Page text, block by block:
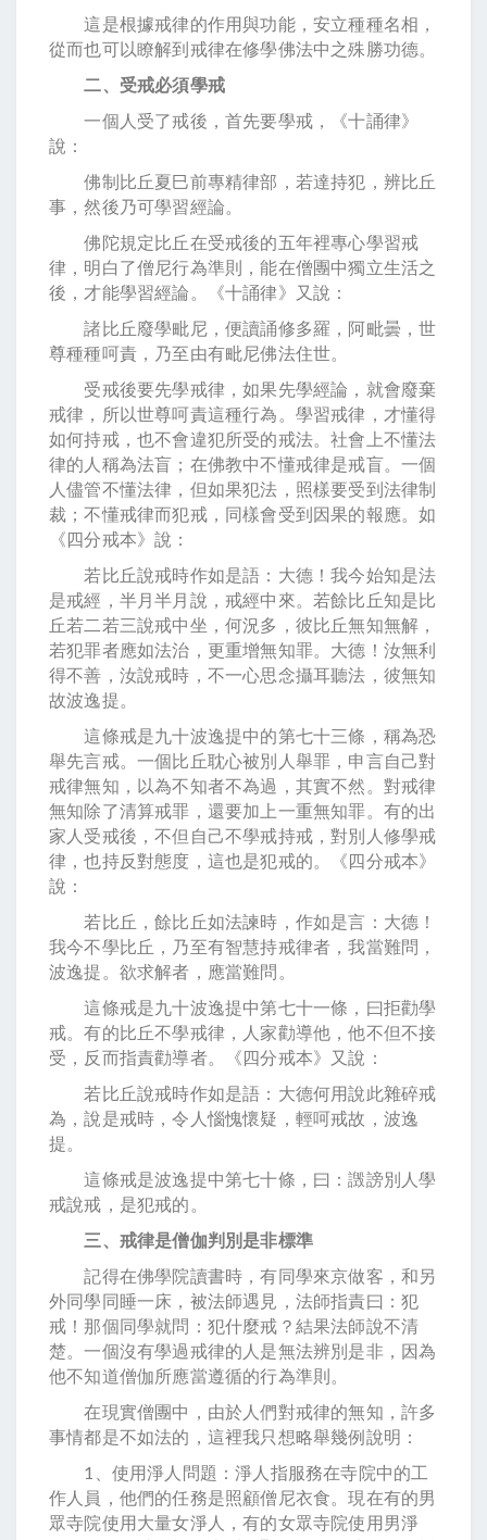
這是根據戒律的作用與功能，安立種種名相，
從而也可以瞭解到戒律在修學佛法中之殊勝功德。
二、受戒必須學戒
一個人受了戒後，首先要學戒，《十誦律》
說：
佛制比丘夏巳前專精律部，若達持犯，辨比丘
事，然後乃可學習經論。
佛陀規定比丘在受戒後的五年裡專心學習戒
律，明白了僧尼行為準則，能在僧團中獨立生活之
後，才能學習經論。《十誦律》又說：
諸比丘廢學毗尼，便讀誦修多羅，阿毗曇，世
尊種種呵責，乃至由有毗尼佛法住世。
受戒後要先學戒律，如果先學經論，就會廢棄
戒律，所以世尊呵責這種行為。學習戒律，才懂得
如何持戒，也不會違犯所受的戒法。社會上不懂法
律的人稱為法盲；在佛教中不懂戒律是戒盲。一個
人儘管不懂法律，但如果犯法，照樣要受到法律制
裁；不懂戒律而犯戒，同樣會受到因果的報應。如
《四分戒本》說：
若比丘說戒時作如是語：大德！我今始知是法
是戒經，半月半月說，戒經中來。若餘比丘知是比
丘若二若三說戒中坐，何況多，彼比丘無知無解，
若犯罪者應如法治，更重增無知罪。大德！汝無利
得不善，汝說戒時，不一心思念攝耳聽法，彼無知
故波逸提。
這條戒是九十波逸提中的第七十三條，稱為恐
舉先言戒。一個比丘耽心被別人舉罪，申言自己對
戒律無知，以為不知者不為過，其實不然。對戒律
無知除了清算戒罪，還要加上一重無知罪。有的出
家人受戒後，不但自己不學戒持戒，對別人修學戒
律，也持反對態度，這也是犯戒的。《四分戒本》
說：
若比丘，餘比丘如法諫時，作如是言：大德！
我今不學比丘，乃至有智慧持戒律者，我當難問，
波逸提。欲求解者，應當難問。
這條戒是九十波逸提中第七十一條，曰拒勸學
戒。有的比丘不學戒律，人家勸導他，他不但不接
受，反而指責勸導者。《四分戒本》又說：
若比丘說戒時作如是語：大德何用說此雜碎戒
為，說是戒時，令人惱愧懷疑，輕呵戒故，波逸
提。
這條戒是波逸提中第七十條，曰：譭謗別人學
戒說戒，是犯戒的。
三、戒律是僧伽判別是非標準
記得在佛學院讀書時，有同學來京做客，和另
外同學同睡一床，被法師遇見，法師指責曰：犯
戒！那個同學就問：犯什麼戒？結果法師說不清
楚。一個沒有學過戒律的人是無法辨別是非，因為
他不知道僧伽所應當遵循的行為準則。
在現實僧團中，由於人們對戒律的無知，許多
事情都是不如法的，這裡我只想略舉幾例說明：
1、使用淨人問題：淨人指服務在寺院中的工
作人員，他們的任務是照顧僧尼衣食。現在有的男
眾寺院使用大量女淨人，有的女眾寺院使用男淨